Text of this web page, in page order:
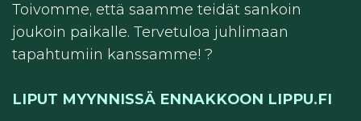
Toivomme, että saamme teidät sankoin
joukoin paikalle. Tervetuloa juhlimaan
tapahtumiin kanssamme! ?
LIPUT MYYNNISSÄ ENNAKKOON LIPPU.FI